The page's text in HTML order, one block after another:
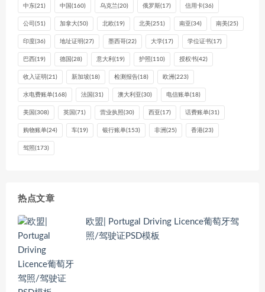
中东(21) 中国 (160) 乌克兰(20) 俄罗斯(17) 信用卡(36)
公司 (51) 加拿大(50) 北欧(19) 北美(251) 南亚(34) 南美(25)
印度(36) 地址证明 (27) 墨西哥(22) 大学(17) 学位证书(17)
巴西(19) 德国 (28) 意大利 (19) 护照(110) 授权书(42)
收入证明 (21) 新加坡(18) 检测报告(18) 欧洲 (223)
水电费账单(168) 法国 (31) 澳大利亚(30) 电信账单(18)
美国 (308) 英国 (71) 营业执照(30) 西亚(17) 话费账单(31)
购物账单(24) 车(19) 银行账单(153) 非洲 (25) 香港(23)
驾照(173)
热点文章
欧盟| Portugal Driving Licence葡萄牙驾
照/驾驶证PSD模板